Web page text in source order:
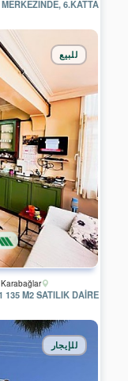
Karabağlar
للبيع
للإيجار